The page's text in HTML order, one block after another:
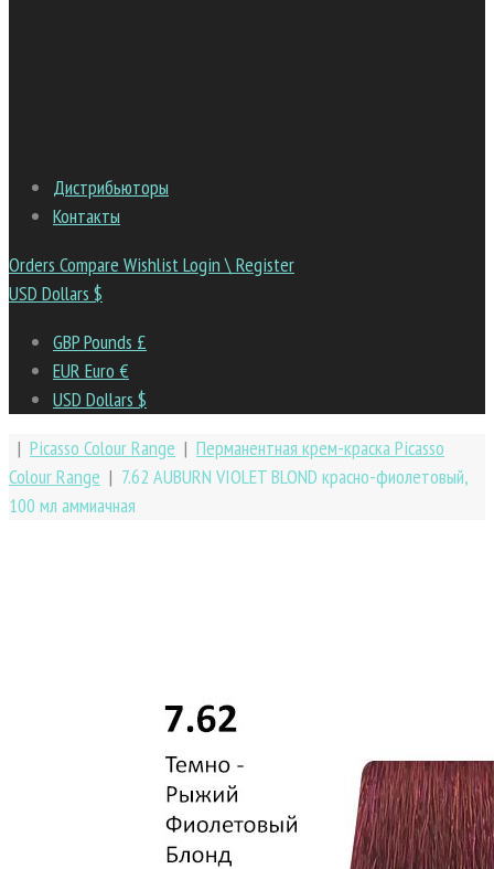
Дистрибьюторы
Контакты
Orders Compare WishlistLogin \ Register
USD Dollars $
GBP Pounds £
EUR Euro €
USD Dollars $
| Picasso Colour Range | Перманентная крем-краска Picasso
Colour Range | 7.62 AUBURN VIOLET BLOND красно-фиолетовый,
100 мл аммиачная